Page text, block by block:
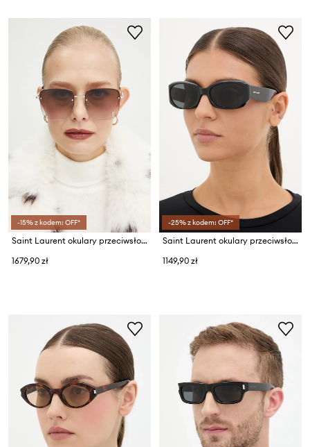
-15% z kodem: OFF*
Saint Laurent okulary przeciwsłoneczne
1679,90 zł
-25% z kodem: OFF*
Saint Laurent okulary przeciwsłoneczne damskie
1149,90 zł